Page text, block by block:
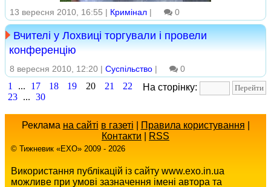
13 вересня 2010, 16:55 | Кримінал | 0
Вчителі у Лохвиці торгували і провели
конференцію
8 вересня 2010, 12:20 | Суспільство | 0
На сторінку:
1 ... 17 18 19 20 21
22
23 ... 30
Реклама на сайті в газеті Правила користування
Контакти
RSS
© Тижневик «EХO» 2009 - 2026
Використання публікацій із сайту www.exo.in.ua
можливе при умові зазначення імені автора та